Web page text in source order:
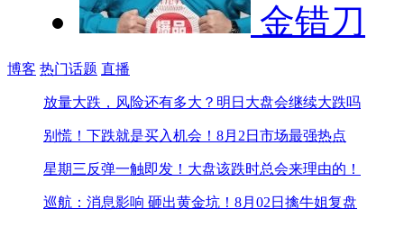
金错刀
博客 热门话题 直播
放量大跌，风险还有多大？ 明日大盘会继续大跌吗
别慌！下跌就是买入机会！ 8月2日市场最强热点
星期三反弹一触即发！ 大盘该跌时总会来理由的！
巡航：消息影响 砸出黄金坑！ 8月02日擒牛姐复盘